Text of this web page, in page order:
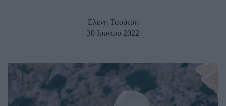
Beauty - Ομορφιά
Μαλλιά - Νύχια
Μακιγιάζ
Beauty News
Ελένη Τσούτση
30 Ιουνίου 2022